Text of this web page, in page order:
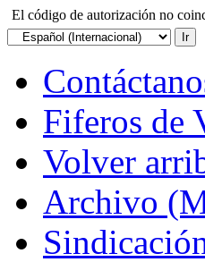
El código de autorización no
Fiferos de
Volver
Archivo